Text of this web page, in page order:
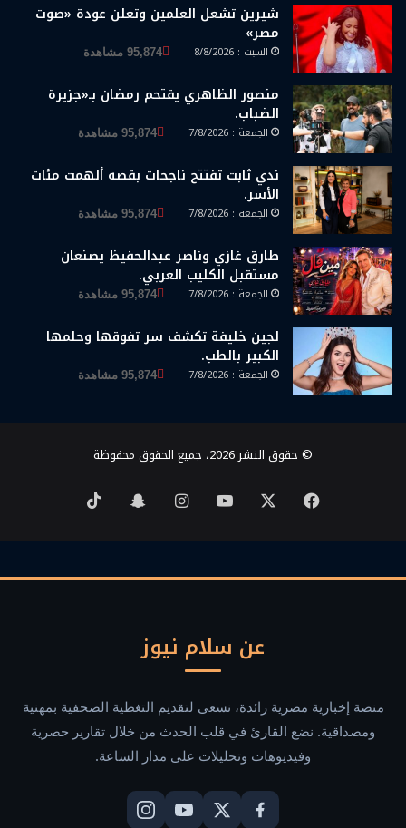
شيرين تشعل العلمين وتعلن عودة «صوت
مصر»
السبت : 8/8/2026 95,874 مشاهدة
منصور الظاهري يقتحم رمضان بـ«جزيرة
الضباب.
الجمعة : 7/8/2026 95,874 مشاهدة
ندي ثابت تفتتح ناجحات بقصه ألهمت مئات
الأسر.
الجمعة : 7/8/2026 95,874 مشاهدة
طارق غازي وناصر عبدالحفيظ يصنعان
مستقبل الكليب العربي.
الجمعة : 7/8/2026 95,874 مشاهدة
لجين خليفة تكشف سر تفوقها وحلمها
الكبير بالطب.
الجمعة : 7/8/2026 95,874 مشاهدة
© حقوق النشر 2026، جميع الحقوق محفوظة
فيسبوك ‫YouTubeانستقرامسناب
عن سلام نيوز
منصة إخبارية مصرية رائدة، نسعى لتقديم التغطية الصحفية بمهنية
ومصداقية. نضع القارئ في قلب الحدث من خلال تقارير حصرية
وفيديوهات وتحليلات على مدار الساعة.